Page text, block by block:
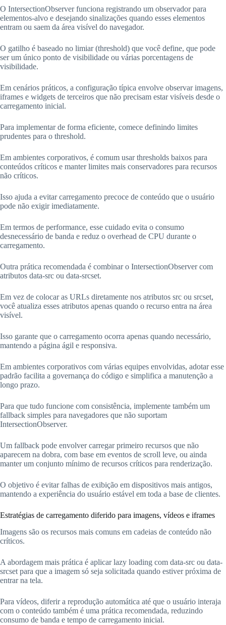
O IntersectionObserver funciona registrando um observador para
elementos-alvo e desejando sinalizações quando esses elementos
entram ou saem da área visível do navegador.
O gatilho é baseado no limiar (threshold) que você define, que pode
ser um único ponto de visibilidade ou várias porcentagens de
visibilidade.
Em cenários práticos, a configuração típica envolve observar imagens,
iframes e widgets de terceiros que não precisam estar visíveis desde o
carregamento inicial.
Para implementar de forma eficiente, comece definindo limites
prudentes para o threshold.
Em ambientes corporativos, é comum usar thresholds baixos para
conteúdos críticos e manter limites mais conservadores para recursos
não críticos.
Isso ajuda a evitar carregamento precoce de conteúdo que o usuário
pode não exigir imediatamente.
Em termos de performance, esse cuidado evita o consumo
desnecessário de banda e reduz o overhead de CPU durante o
carregamento.
Outra prática recomendada é combinar o IntersectionObserver com
atributos data-src ou data-srcset.
Em vez de colocar as URLs diretamente nos atributos src ou srcset,
você atualiza esses atributos apenas quando o recurso entra na área
visível.
Isso garante que o carregamento ocorra apenas quando necessário,
mantendo a página ágil e responsiva.
Em ambientes corporativos com várias equipes envolvidas, adotar esse
padrão facilita a governança do código e simplifica a manutenção a
longo prazo.
Para que tudo funcione com consistência, implemente também um
fallback simples para navegadores que não suportam
IntersectionObserver.
Um fallback pode envolver carregar primeiro recursos que não
aparecem na dobra, com base em eventos de scroll leve, ou ainda
manter um conjunto mínimo de recursos críticos para renderização.
O objetivo é evitar falhas de exibição em dispositivos mais antigos,
mantendo a experiência do usuário estável em toda a base de clientes.
Estratégias de carregamento diferido para imagens, vídeos e iframes
Imagens são os recursos mais comuns em cadeias de conteúdo não
críticos.
A abordagem mais prática é aplicar lazy loading com data-src ou data-
srcset para que a imagem só seja solicitada quando estiver próxima de
entrar na tela.
Para vídeos, diferir a reprodução automática até que o usuário interaja
com o conteúdo também é uma prática recomendada, reduzindo
consumo de banda e tempo de carregamento inicial.